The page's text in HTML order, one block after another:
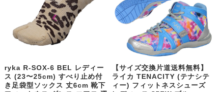
ryka R-SOX-6 BEL レディー
ス (23〜25cm) すべり止め付
き足袋型ソックス 丈6cm 靴下
【サイズ交換片道送料無料】
ライカ TENACITY (テナシテ
ィー) フィットネスシューズ